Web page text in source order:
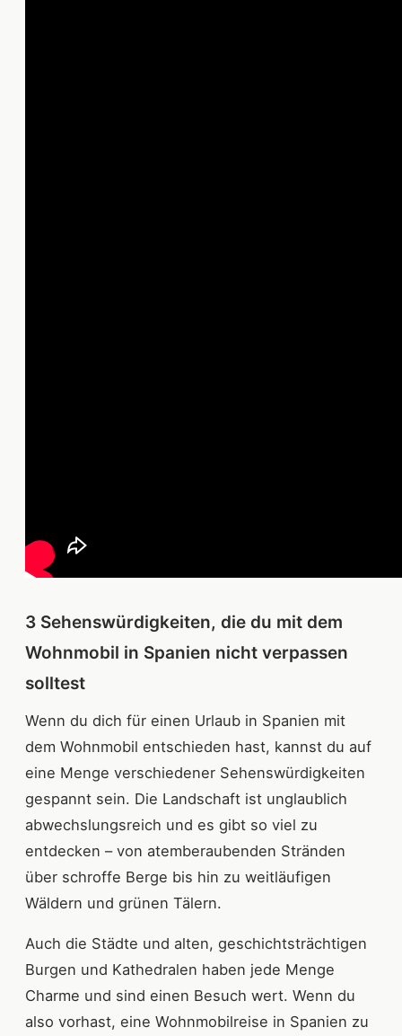
3 Sehenswürdigkeiten, die du mit dem
Wohnmobil in Spanien nicht verpassen
solltest
Wenn du dich für einen Urlaub in Spanien mit
dem Wohnmobil entschieden hast, kannst du auf
eine Menge verschiedener Sehenswürdigkeiten
gespannt sein. Die Landschaft ist unglaublich
abwechslungsreich und es gibt so viel zu
entdecken – von atemberaubenden Stränden
über schroffe Berge bis hin zu weitläufigen
Wäldern und grünen Tälern.
Auch die Städte und alten, geschichtsträchtigen
Burgen und Kathedralen haben jede Menge
Charme und sind einen Besuch wert. Wenn du
also vorhast, eine Wohnmobilreise in Spanien zu